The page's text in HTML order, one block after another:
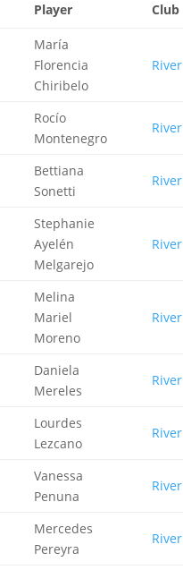
Player Club
María
Florencia
Chiribelo
River
Rocío
Montenegro
River
Bettiana
Sonetti
River
Stephanie
Ayelén
Melgarejo
River
Melina
Mariel
Moreno
River
Daniela
Mereles
River
Lourdes
Lezcano
River
Vanessa
Penuna
River
Mercedes
Pereyra
River